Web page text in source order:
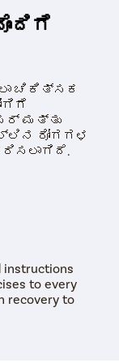
ನಂತರ
ಸೂಜಿಗಳ
ಕಸಿ
ಪೂರ್ಣಗೊಂಡ
ಚಿಕಿತ್ಸಕ
ಮತ್ತು
ರೋಗಗಳ
instructions
to every
recovery to